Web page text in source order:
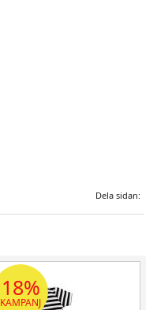
Dela sidan:
18%
KAMPANJ